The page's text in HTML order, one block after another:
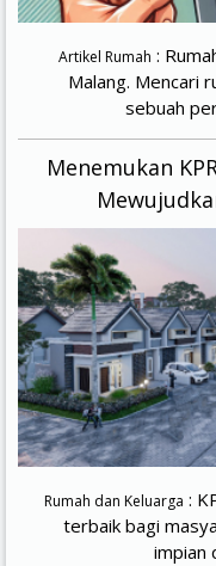
Artikel Rumah :
Malang. Mencari
sebuah
Menemukan
Rumah dan Keluarga :
terbaik bagi
impian